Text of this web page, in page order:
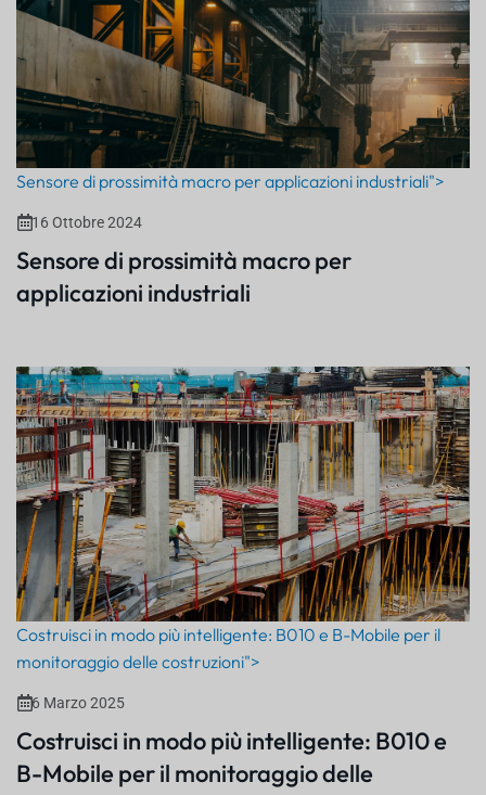
Sensore di prossimità macro per applicazioni industriali">
16 Ottobre 2024
Sensore di prossimità macro per
applicazioni industriali
Costruisci in modo più intelligente: B010 e B-Mobile per il
monitoraggio delle costruzioni">
6 Marzo 2025
Costruisci in modo più intelligente: B010 e
B-Mobile per il monitoraggio delle